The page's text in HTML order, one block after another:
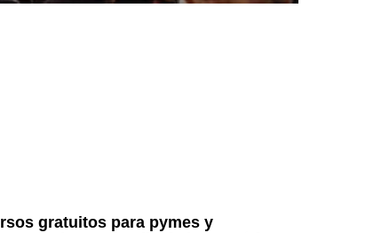
gratuitos para pymes y